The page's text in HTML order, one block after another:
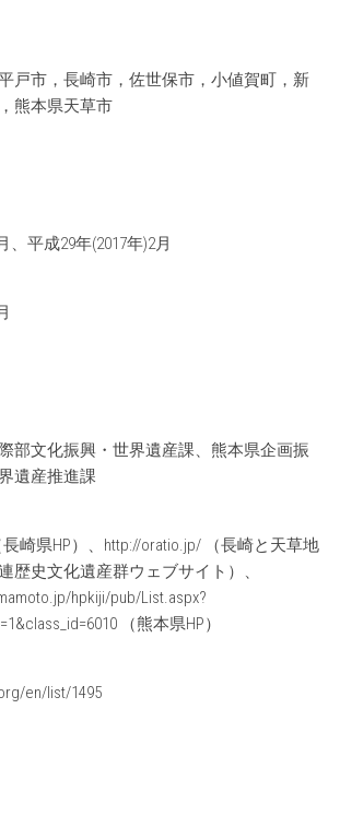
戸市，長崎市，佐世保市，小値賀町，新
熊本県天草市
、平成29年(2017年)2月
部文化振興・世界遺産課、熊本県企画振
遺産推進課
長崎県HP）、http://oratio.jp/ （長崎と天草地
歴史文化遺産群ウェブサイト）、
hpkiji/pub/List.aspx?
（熊本県HP）
en/list/1495